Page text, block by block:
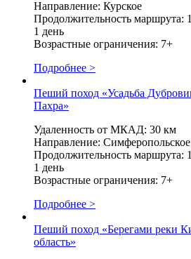
Направление: Курское
Продолжительность маршрута:
1 день
Возрастные ограничения: 7+
Подробнее >
Пеший поход «Усадьба
Пахра»
Удаленность от МКАД: 30 км
Направление:
Продолжительность маршрута:
1 день
Возрастные ограничения: 7+
Подробнее >
Пеший поход «Берегами реки
область»